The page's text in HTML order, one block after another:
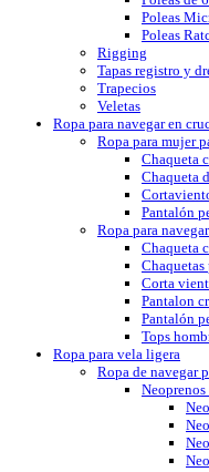
Poleas
Poleas
Rigging
Tapas registro y
Trapecios
Veletas
Ropa para navegar en
Ropa para mujer
Chaqueta
Chaqueta
Pantalón
Ropa para
Chaqueta
Corta
Pantalon
Pantalón
Tops
Ropa para vela ligera
Ropa de navegar